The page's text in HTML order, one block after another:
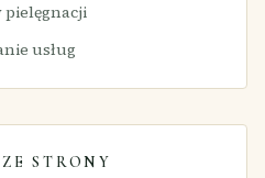
pielęgnacji
usług
STRONY